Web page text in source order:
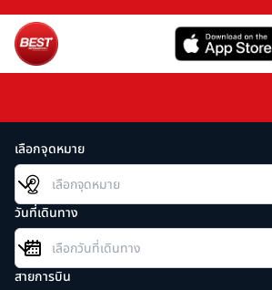
เลือกจุดหมาย
วันที่เดินทาง
สายการบิน